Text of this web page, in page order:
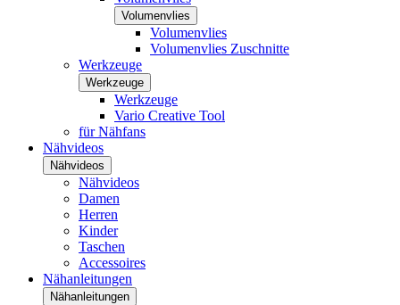
Volumenvlies
Volumenvlies
Volumenvlies Zuschnitte
Werkzeuge
Werkzeuge
Werkzeuge
Vario Creative Tool
für Nähfans
Nähvideos
Nähvideos
Nähvideos
Damen
Herren
Kinder
Taschen
Accessoires
Nähanleitungen
Nähanleitungen